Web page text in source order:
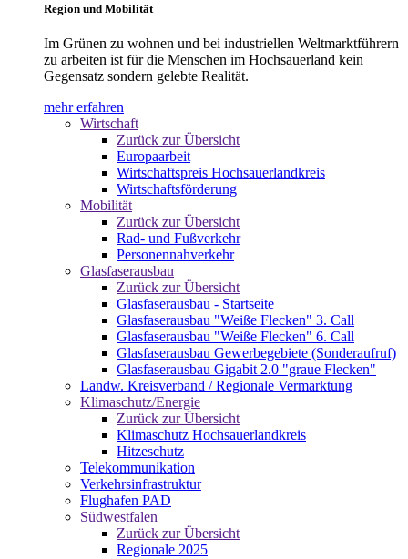
Region und Mobilität
Im Grünen zu wohnen und bei industriellen Weltmarktführern
zu arbeiten ist für die Menschen im Hochsauerland kein
Gegensatz sondern gelebte Realität.
mehr erfahren
Wirtschaft
Zurück zur Übersicht
Europaarbeit
Wirtschaftspreis Hochsauerlandkreis
Wirtschaftsförderung
Mobilität
Zurück zur Übersicht
Rad- und Fußverkehr
Personennahverkehr
Glasfaserausbau
Zurück zur Übersicht
Glasfaserausbau - Startseite
Glasfaserausbau "Weiße Flecken" 3. Call
Glasfaserausbau "Weiße Flecken" 6. Call
Glasfaserausbau Gewerbegebiete (Sonderaufruf)
Glasfaserausbau Gigabit 2.0 "graue Flecken"
Landw. Kreisverband / Regionale Vermarktung
Klimaschutz/Energie
Zurück zur Übersicht
Klimaschutz Hochsauerlandkreis
Hitzeschutz
Telekommunikation
Verkehrsinfrastruktur
Flughafen PAD
Südwestfalen
Zurück zur Übersicht
Regionale 2025